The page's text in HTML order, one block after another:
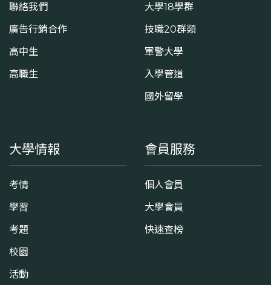
聯絡我們
廣告行銷合作
高中生
高職生
大學18學群
技職20群類
軍警大學
入學管道
國外留學
大學情報
考情
學習
考題
校園
活動
會員服務
個人會員
大學會員
快速查榜